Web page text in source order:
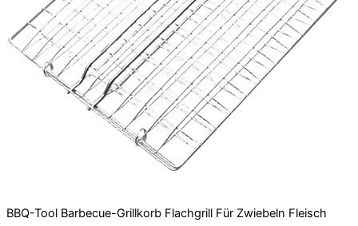
BBQ-Tool Barbecue-Grillkorb Flachgrill Für Zwiebeln Fleisch